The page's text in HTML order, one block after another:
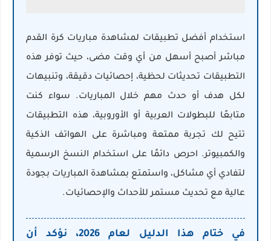
استخدام أفضل تطبيقات لمشاهدة مباريات كرة القدم
مباشر أصبح أسهل من أي وقت مضى، حيث توفر هذه
التطبيقات تحديثات لحظية، إحصائيات دقيقة، وتنبيهات
لكل هدف أو حدث مهم خلال المباريات. سواء كنت
متابعًا للبطولات العربية أو الأوروبية، هذه التطبيقات
تتيح لك تجربة ممتعة ومباشرة على الهواتف الذكية
والكمبيوتر. احرص دائمًا على استخدام النسخ الرسمية
لتفادي أي مشاكل، واستمتع بمشاهدة المباريات بجودة
عالية مع تحديث مستمر للأحداث والإحصائيات.
في ختام هذا الدليل لعام 2026، نؤكد أن